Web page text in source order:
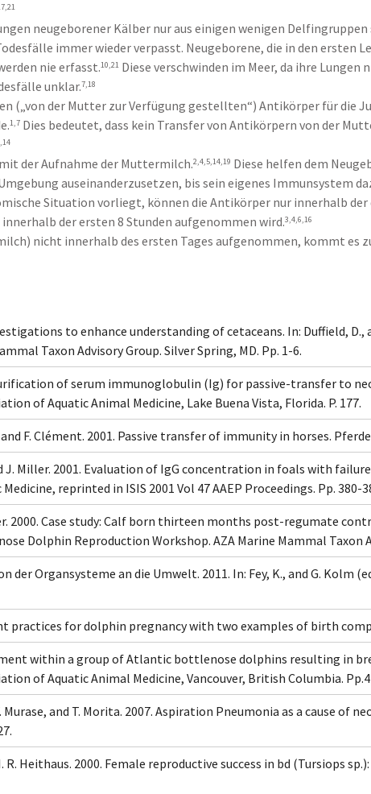
neugeborener Kälber nur aus einigen wenigen
immer wieder verpasst. Neugeborene, die in den ersten
nie erfasst.10,21 Diese verschwinden im Meer, da ihre Lungen
unklar.7,18
(„von der Mutter zur Verfügung gestellten“) Antikörper für die
1,7 Dies bedeutet, dass kein Transfer von Antikörpern von der
der Aufnahme der Muttermilch.2,4,5,14,19 Diese helfen dem
auseinanderzusetzen, bis sein eigenes Immunsystem
Situation vorliegt, können die Antikörper nur innerhalb der
der ersten 8 Stunden aufgenommen wird.3,4,6,16
nicht innerhalb des ersten Tages aufgenommen, kommt es
to enhance understanding of cetaceans. In: Duffield,
Taxon Advisory Group. Silver Spring, MD. Pp. 1-6.
of serum immunoglobulin (Ig) for passive-transfer to
of Aquatic Animal Medicine, Lake Buena Vista, Florida. P. 177.
F. Clément. 2001. Passive transfer of immunity in horses.
J. Miller. 2001. Evaluation of IgG concentration in foals with
reprinted in ISIS 2001 Vol 47 AAEP Proceedings. Pp. 380-
2000. Case study: Calf born thirteen months post-regumate
Dolphin Reproduction Workshop. AZA Marine Mammal Taxon
der Organsysteme an die Umwelt. 2011. In: Fey, K., and G. Kolm
practices for dolphin pregnancy with two examples of birth
within a group of Atlantic bottlenose dolphins resulting in
of Aquatic Animal Medicine, Vancouver, British Columbia.
Murase, and T. Morita. 2007. Aspiration Pneumonia as a cause of
R. Heithaus. 2000. Female reproductive success in bd (Tursiops